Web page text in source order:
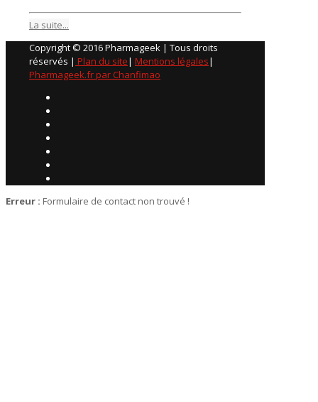
La suite...
Copyright © 2016 Pharmageek | Tous droits
réservés | Plan du site| Mentions légales|
Pharmageek.fr par Chanfimao
Erreur : Formulaire de contact non trouvé !